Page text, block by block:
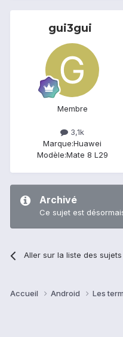
gui3gui
Membre
3,1k
Marque:Huawei
Modèle:Mate 8 L29
Archivé
Ce sujet est
Aller sur la liste des sujets
Accueil Android Les